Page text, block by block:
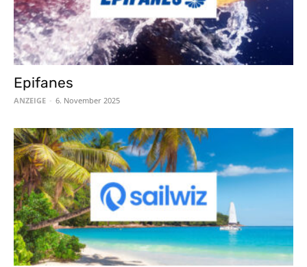
Epifanes
ANZEIGE - 6. November 2025